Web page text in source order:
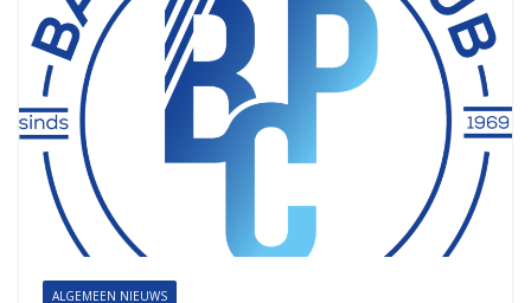
ALGEMEEN NIEUWS